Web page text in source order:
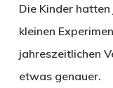
Die Kinder
kleinen
jahreszeitlichen
etwas genauer.